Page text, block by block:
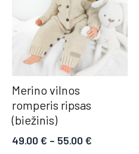
Merino vilnos
romperis ripsas
(biežinis)
49.00€ – 55.00€